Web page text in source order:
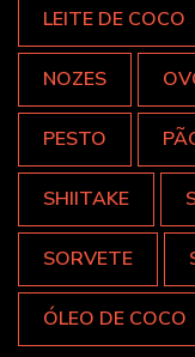
LEITE DE COCO
NOZES
PESTO
SHIITAKE
SORVETE
ÓLEO DE COCO